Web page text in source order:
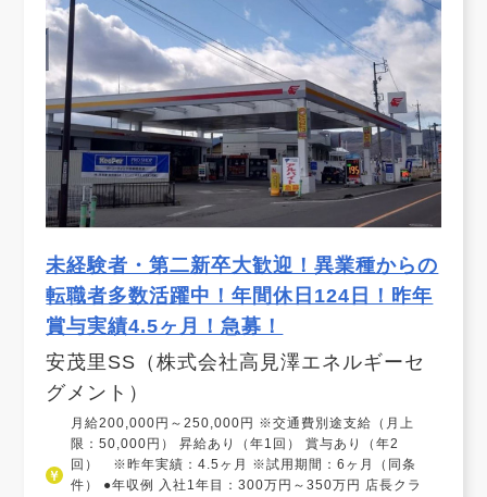
未経験者・第二新卒大歓迎！異業種からの
転職者多数活躍中！年間休日124日！昨年
賞与実績4.5ヶ月！急募！
安茂里SS（株式会社高見澤エネルギーセ
グメント）
月給200,000円～250,000円 ※交通費別途支給（月上
限：50,000円） 昇給あり（年1回） 賞与あり（年2
回） ※昨年実績：4.5ヶ月 ※試用期間：6ヶ月（同条
件） ●年収例 入社1年目：300万円～350万円 店長クラ